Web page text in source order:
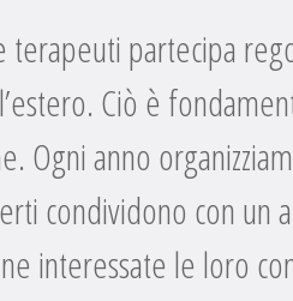
partecipa
Ciò è
Ogni anno
condividono con un
interessate le loro